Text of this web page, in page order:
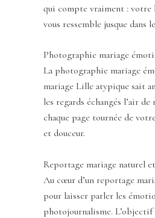
qui compte vraiment : votre
vous ressemble jusque dans
Photographie mariage
La photographie mariage
mariage Lille atypique sait
les regards échangés l’air
chaque page tournée de
et douceur.
Reportage mariage naturel
Au cœur d’un reportage
pour laisser parler les
photojournalisme. L’objectif